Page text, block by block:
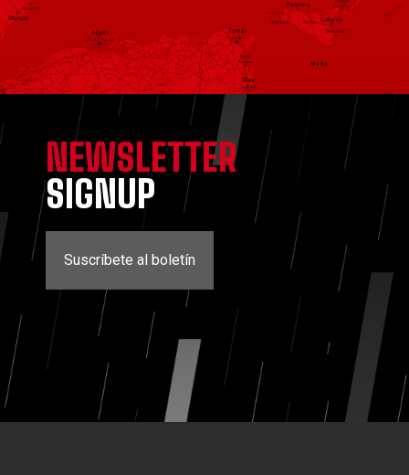
NEWSLETTER
SIGNUP
Suscríbete al boletín